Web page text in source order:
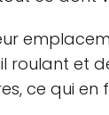
roulant et
ce qui